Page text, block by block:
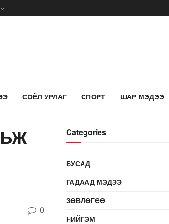
СОЁЛ УРЛАГ СПОРТ ШАР МЭДЭЭ
0
Categories
БУСАД
ГАДААД МЭДЭЭ
ЗӨВЛӨГӨӨ
НИЙГЭМ